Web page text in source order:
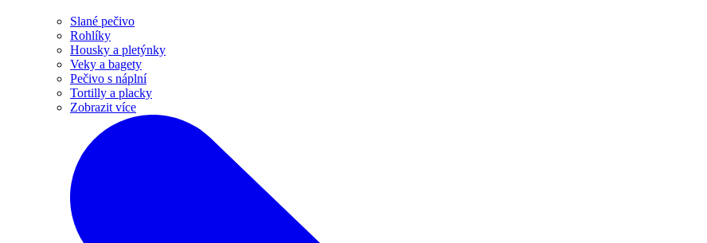
Slané pečivo
Rohlíky
Housky a pletýnky
Veky a bagety
Pečivo s náplní
Tortilly a placky
Zobrazit více